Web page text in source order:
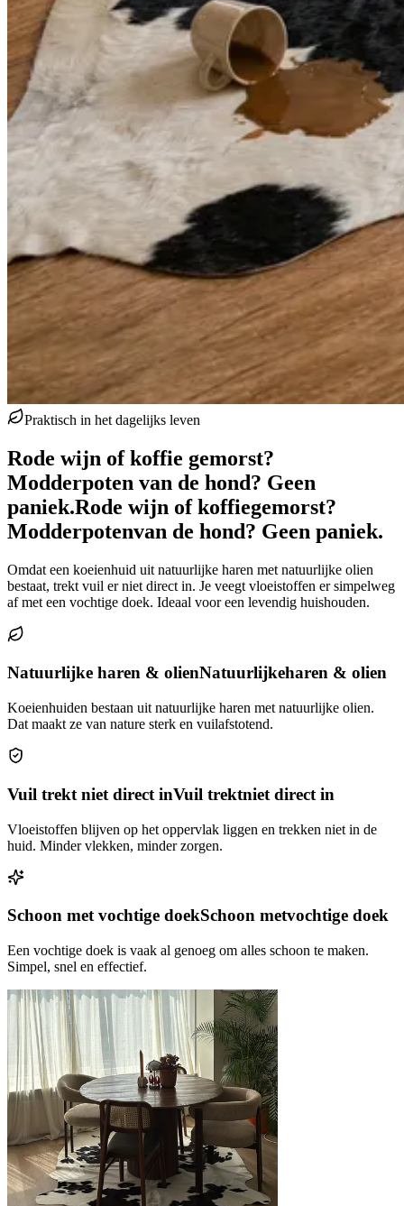
Praktisch in het dagelijks leven
Rode wijn of koffie gemorst?
Modderpoten van de hond? Geen
paniek.Rode wijn of koffiegemorst?
Modderpotenvan de hond? Geen paniek.
Omdat een koeienhuid uit natuurlijke haren met natuurlijke olien
bestaat, trekt vuil er niet direct in. Je veegt vloeistoffen er simpelweg
af met een vochtige doek. Ideaal voor een levendig huishouden.
Natuurlijke haren & olienNatuurlijkeharen & olien
Koeienhuiden bestaan uit natuurlijke haren met natuurlijke olien.
Dat maakt ze van nature sterk en vuilafstotend.
Vuil trekt niet direct inVuil trektniet direct in
Vloeistoffen blijven op het oppervlak liggen en trekken niet in de
huid. Minder vlekken, minder zorgen.
Schoon met vochtige doekSchoon metvochtige doek
Een vochtige doek is vaak al genoeg om alles schoon te maken.
Simpel, snel en effectief.